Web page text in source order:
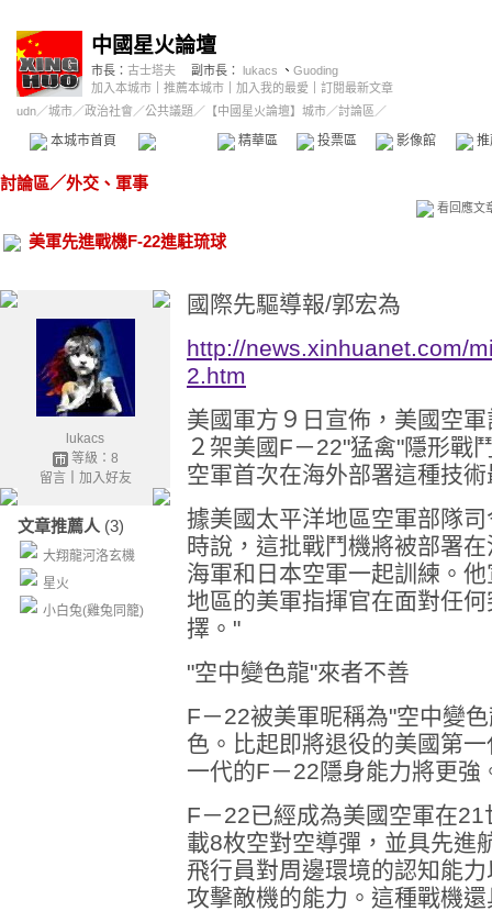
中國星火論壇
市長： 古士塔夫 副市長： lukacs 、 Guoding
加入本城市
推薦本城市 加入我的最愛
訂閱最新文章
udn／城市／政治社會 ／公共議題 ／ 【中國星火論壇】城市／討論區／
本城市首頁 精華區 投票區 影像館
討論區／外交、軍事
看回應文
美軍先進戰機F-22進駐琉球
lukacs
等級：8
留言｜ 加入好友
文章推薦人 (3)
大翔龍河洛玄機
星火
小白兔(雞兔同籠)
國際先驅導報/郭宏為
http://news.xinhuanet.com/
2.htm
美國軍方９日宣佈，美國空
２架美國F－22"猛禽"隱形戰
空軍首次在海外部署這種技
據美國太平洋地區空軍部隊
時說，這批戰鬥機將被部署
海軍和日本空軍一起訓練。
地區的美軍指揮官在面對任
擇。"
"空中變色龍"來者不善
F－22被美軍昵稱為"空中變
色。比起即將退役的美國第
一代的F－22隱身能力將更強
F－22已經成為美國空軍在
載8枚空對空導彈，並具先進
飛行員對周邊環境的認知能
攻擊敵機的能力。這種戰機